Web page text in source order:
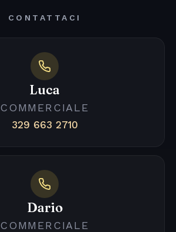
CONTATTACI
Luca
COMMERCIALE
329 663 2710
Dario
COMMERCIALE